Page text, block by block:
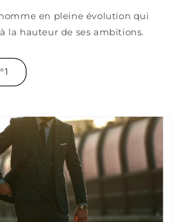
en pleine évolution qui
la hauteur de ses ambitions.